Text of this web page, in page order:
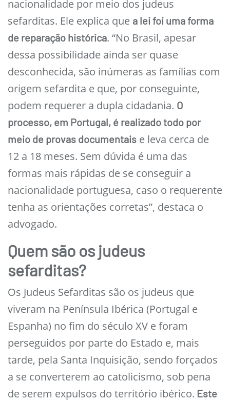
nacionalidade por meio dos judeus
sefarditas. Ele explica que a lei foi uma forma
de reparação histórica. “No Brasil, apesar
dessa possibilidade ainda ser quase
desconhecida, são inúmeras as famílias com
origem sefardita e que, por conseguinte,
podem requerer a dupla cidadania. O
processo, em Portugal, é realizado todo por
meio de provas documentais e leva cerca de
12 a 18 meses. Sem dúvida é uma das
formas mais rápidas de se conseguir a
nacionalidade portuguesa, caso o requerente
tenha as orientações corretas”, destaca o
advogado.
Quem são os judeus
sefarditas?
Os Judeus Sefarditas são os judeus que
viveram na Península Ibérica (Portugal e
Espanha) no fim do século XV e foram
perseguidos por parte do Estado e, mais
tarde, pela Santa Inquisição, sendo forçados
a se converterem ao catolicismo, sob pena
de serem expulsos do território ibérico. Este